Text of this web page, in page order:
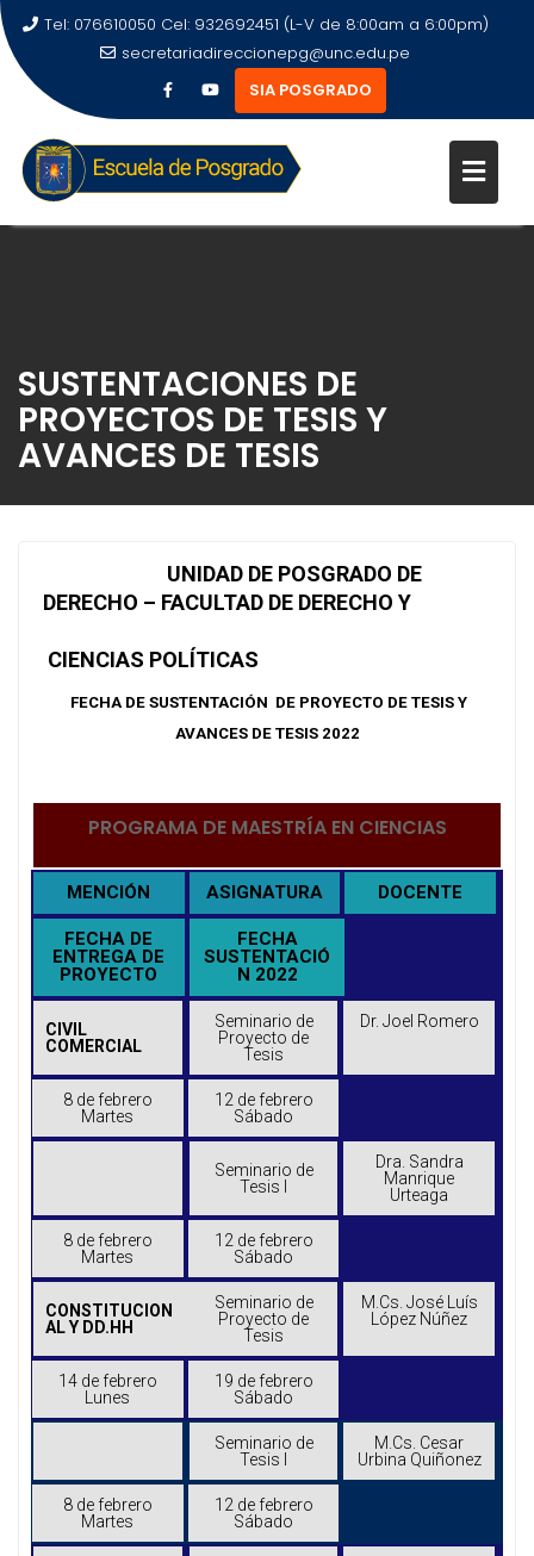
Tel: 076610050 Cel: 932692451 (L-V de 8:00am a 6:00pm)
secretariadireccionepg@unc.edu.pe
SIA POSGRADO
SUSTENTACIONES DE
PROYECTOS DE TESIS Y
AVANCES DE TESIS
UNIDAD DE POSGRADO DE
DERECHO – FACULTAD DE DERECHO Y
CIENCIAS POLÍTICAS
FECHA DE SUSTENTACIÓN DE PROYECTO DE TESIS Y
AVANCES DE TESIS 2022
PROGRAMA DE MAESTRÍA EN CIENCIAS
MENCIÓN ASIGNATURA DOCENTE
FECHA DE
ENTREGA DE
PROYECTO
FECHA
SUSTENTACIÓ
N 2022
CIVIL
COMERCIAL
Seminario de
Proyecto de
Tesis
Dr. Joel Romero
8 de febrero
Martes
12 de febrero
Sábado
Seminario de
Tesis I
Dra. Sandra
Manrique
Urteaga
8 de febrero
Martes
12 de febrero
Sábado
CONSTITUCION
AL Y DD.HH
Seminario de
Proyecto de
Tesis
M.Cs. José Luís
López Núñez
14 de febrero
Lunes
19 de febrero
Sábado
Seminario de
Tesis I
M.Cs. Cesar
Urbina Quiñonez
8 de febrero
Martes
12 de febrero
Sábado